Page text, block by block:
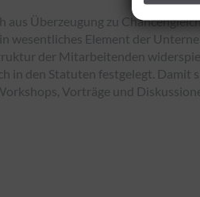
aus Überzeugung zu
wesentliches Element der
der Mitarbeitenden
in den Statuten festgelegt. Damit
Vorträge und